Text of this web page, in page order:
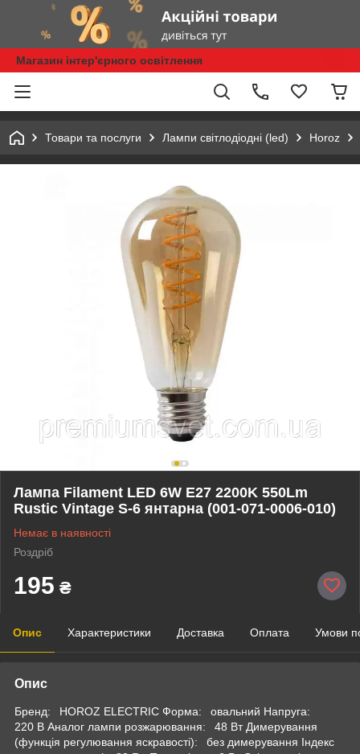
Магазин інтер'єрного освітлення
Товари та послуги Лампи світлодіодні (led) Horoz
Лампа Filament LED 6W E27 2200K 550Lm
Rustic Vintage S-6 янтарна (001-071-0006-010)
Немає в наявності
Роздріб
195 ₴
Опис Характеристики Доставка Оплата Умови
Опис
Бренд: HOROZ ELECTRIC Форма: овальний Напруга:
220 В Аналог лампи розжарювання: 48 Вт Димерування
(функція регулювання яскравості): без димерування Індекс